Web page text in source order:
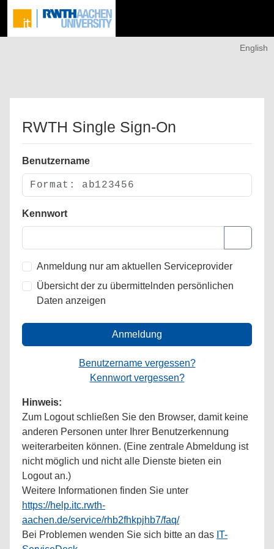
English
RWTH Single Sign-On
Benutzername
Kennwort
Anmeldung nur am aktuellen Serviceprovider
Übersicht der zu übermittelnden persönlichen
Daten anzeigen
Anmeldung
Benutzername vergessen?
Kennwort vergessen?
Hinweis:
Zum Logout schließen Sie den Browser, damit keine
anderen Personen unter Ihrer Benutzerkennung
weiterarbeiten können. (Eine zentrale Abmeldung ist
nicht möglich und nicht alle Dienste bieten ein
Logout an.)
Weitere Informationen finden Sie unter
https://help.itc.rwth-
aachen.de/service/rhb2fhkpjhb7/faq/
Bei Problemen wenden Sie sich bitte an das IT-